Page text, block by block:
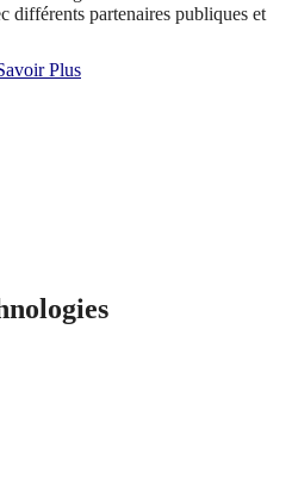
différents partenaires publiques et
Plus